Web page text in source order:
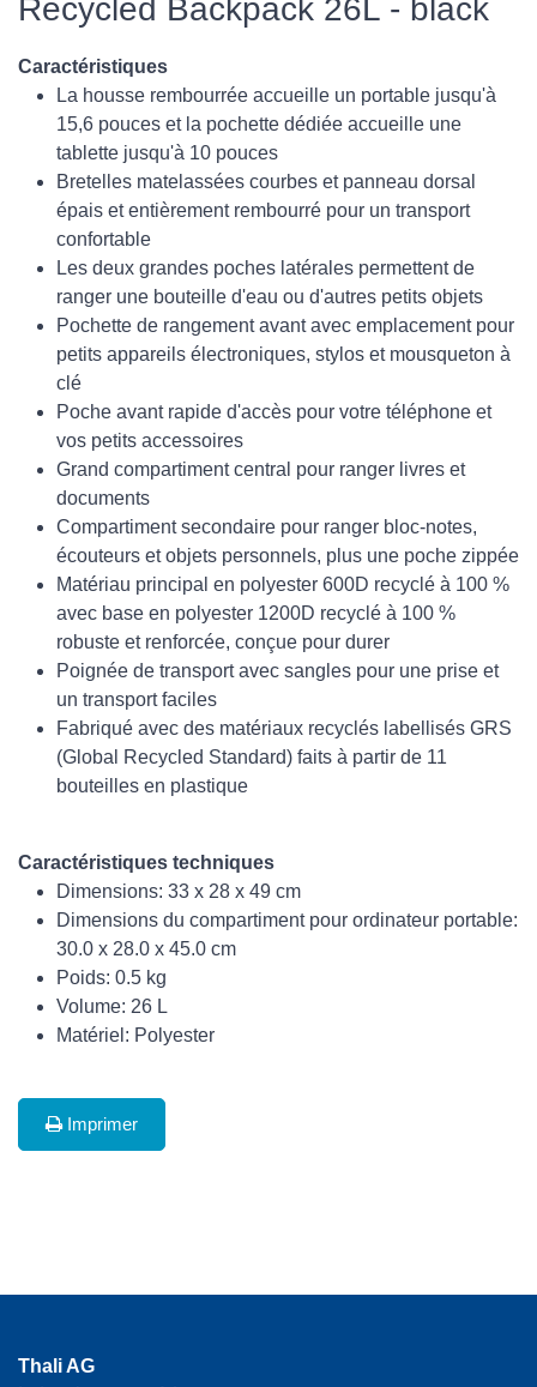
Recycled Backpack 26L - black
Caractéristiques
La housse rembourrée accueille un portable jusqu'à
15,6 pouces et la pochette dédiée accueille une
tablette jusqu'à 10 pouces
Bretelles matelassées courbes et panneau dorsal
épais et entièrement rembourré pour un transport
confortable
Les deux grandes poches latérales permettent de
ranger une bouteille d'eau ou d'autres petits objets
Pochette de rangement avant avec emplacement pour
petits appareils électroniques, stylos et mousqueton à
clé
Poche avant rapide d'accès pour votre téléphone et
vos petits accessoires
Grand compartiment central pour ranger livres et
documents
Compartiment secondaire pour ranger bloc-notes,
écouteurs et objets personnels, plus une poche zippée
Matériau principal en polyester 600D recyclé à 100 %
avec base en polyester 1200D recyclé à 100 %
robuste et renforcée, conçue pour durer
Poignée de transport avec sangles pour une prise et
un transport faciles
Fabriqué avec des matériaux recyclés labellisés GRS
(Global Recycled Standard) faits à partir de 11
bouteilles en plastique
Caractéristiques techniques
Dimensions: 33 x 28 x 49 cm
Dimensions du compartiment pour ordinateur portable:
30.0 x 28.0 x 45.0 cm
Poids: 0.5 kg
Volume: 26 L
Matériel: Polyester
Imprimer
Thali AG